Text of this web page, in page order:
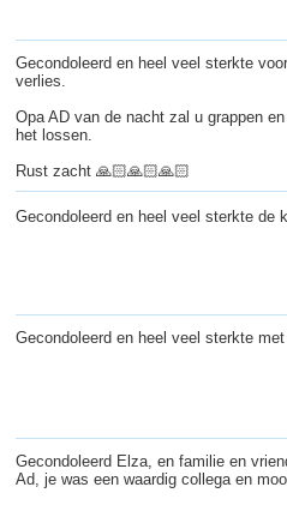
Gecondoleerd en heel veel sterkte
verlies.
Opa AD van de nacht zal u grappen
het lossen.
Rust zacht 🙏🏻🙏🏻🙏🏻
Gecondoleerd en heel veel sterkte de
Gecondoleerd en heel veel sterkte
Gecondoleerd Elza, en familie en
Ad, je was een waardig collega en